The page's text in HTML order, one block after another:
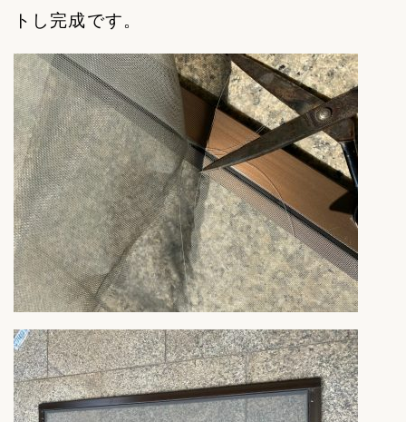
トし完成です。